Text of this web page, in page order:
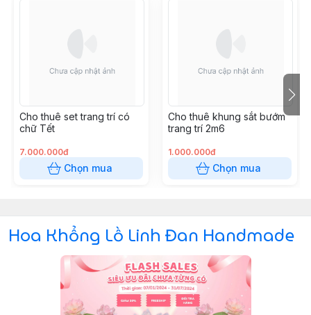
Cho thuê set trang trí có
chữ Tết
7.000.000đ
Chọn mua
Cho thuê khung sắt bướm
trang trí 2m6
1.000.000đ
Chọn mua
Hoa Khổng Lồ Linh Đan Handmade